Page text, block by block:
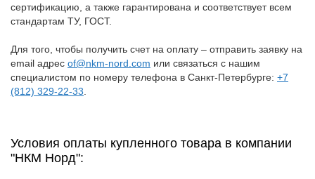
сертификацию, а также гарантирована и соответствует всем
стандартам ТУ, ГОСТ.
Для того, чтобы получить счет на оплату – отправить заявку на
email адрес of@nkm-nord.com или связаться с нашим
специалистом по номеру телефона в Санкт-Петербурге: +7
(812) 329-22-33
Условия оплаты купленного товара в компании
"НКМ Норд":